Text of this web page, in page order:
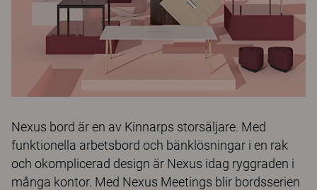
Nexus bord är en av Kinnarps storsäljare. Med
funktionella arbetsbord och bänklösningar i en rak
och okomplicerad design är Nexus idag ryggraden i
många kontor. Med Nexus Meetings blir bordsserien